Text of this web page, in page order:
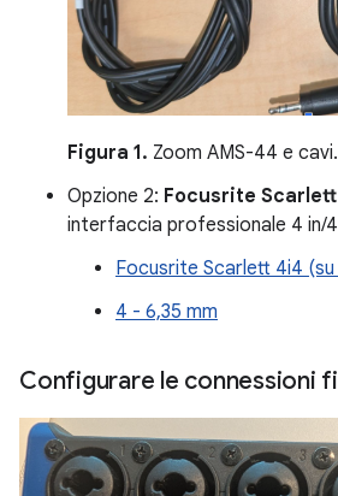
Figura 1. Zoom AMS-44 e cavi.
Opzione 2: Focusrite
interfaccia professionale 4 in/
Focusrite Scarlett 4i4
4 - 6,35 mm
Configurare le connessioni